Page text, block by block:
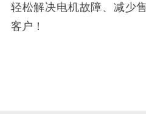
轻松解决电机故障、减少
客户！